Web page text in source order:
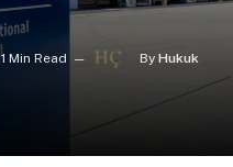
1 Min Read By Hukuk